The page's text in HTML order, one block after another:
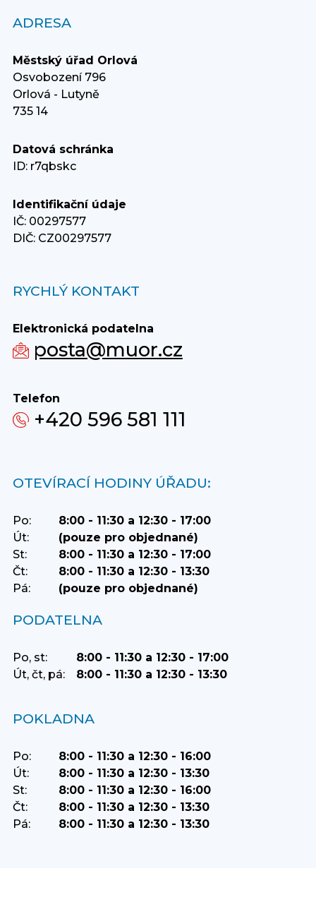
ADRESA
Městský úřad Orlová
Osvobození 796
Orlová - Lutyně
735 14
Datová schránka
ID: r7qbskc
Identifikační údaje
IČ: 00297577
DIČ: CZ00297577
RYCHLÝ KONTAKT
Elektronická podatelna
posta@muor.cz
Telefon
+420 596 581 111
OTEVÍRACÍ HODINY ÚŘADU:
Po:
8:00 - 11:30 a 12:30 - 17:00
Út:
(pouze pro objednané)
St:
8:00 - 11:30 a 12:30 - 17:00
Čt:
8:00 - 11:30 a 12:30 - 13:30
Pá:
(pouze pro objednané)
PODATELNA
Po, st:
8:00 - 11:30 a 12:30 - 17:00
Út, čt, pá:
8:00 - 11:30 a 12:30 - 13:30
POKLADNA
Po:
8:00 - 11:30 a 12:30 - 16:00
Út:
8:00 - 11:30 a 12:30 - 13:30
St:
8:00 - 11:30 a 12:30 - 16:00
Čt:
8:00 - 11:30 a 12:30 - 13:30
Pá:
8:00 - 11:30 a 12:30 - 13:30